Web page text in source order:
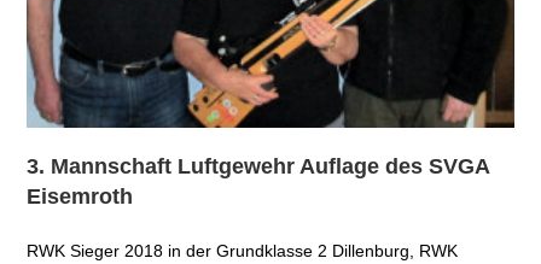
3. Mannschaft Luftgewehr Auflage des SVGA
Eisemroth
RWK Sieger 2018 in der Grundklasse 2 Dillenburg, RWK